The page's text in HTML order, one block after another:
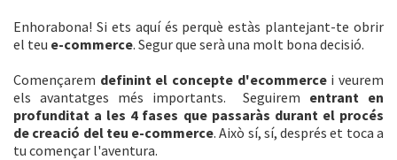
Enhorabona! Si ets aquí és perquè estàs plantejant-te obrir
el teu e-commerce. Segur que serà una molt bona decisió.
Començarem definint el concepte d'ecommercei veurem
els avantatges més importants. Seguirem entrant en
profunditat a les 4 fases que passaràs durant el procés
de creació del teu e-commerce. Això sí, sí, després et toca a
tu començar l'aventura.